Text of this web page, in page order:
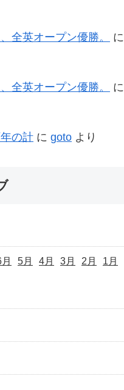
全英オープン優勝。
に
全英オープン優勝。 に
の計 に goto より
5月 4月 3月 2月 1月